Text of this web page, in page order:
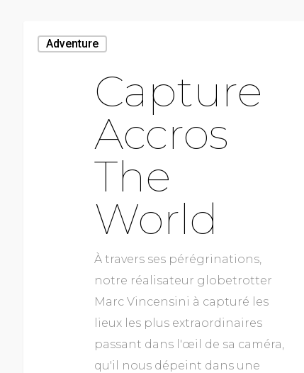
Adventure
Capture
Accros
The
World
À travers ses pérégrinations,
notre réalisateur globetrotter
Marc Vincensini à capturé les
lieux les plus extraordinaires
passant dans l'œil de sa caméra,
qu'il nous dépeint dans une